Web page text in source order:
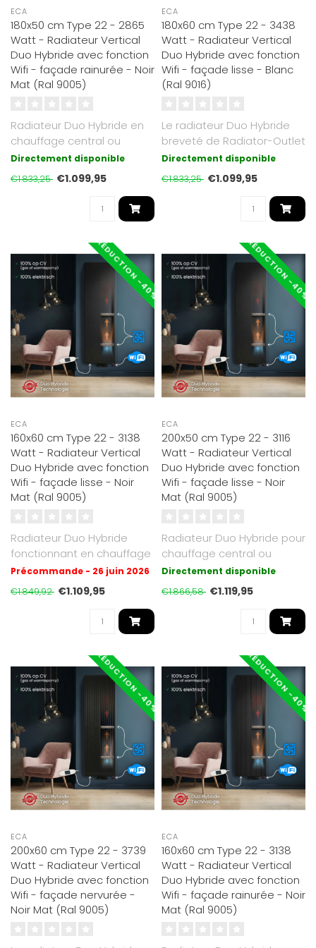
ECA
180x50 cm Type 22 - 2865
Watt - Radiateur Vertical
Duo Hybride avec fonction
Wifi - façade rainurée - Noir
Mat (Ral 9005)
Radiateur Duo Hybride en
chauffage central ou
électrique. Noir Mat RAL
9005 ave..
Directement disponible
€1.833,25 €1.099,95
ECA
180x60 cm Type 22 - 3438
Watt - Radiateur Vertical
Duo Hybride avec fonction
Wifi - façade lisse - Blanc
(Ral 9016)
Le radiateur Duo Hybride
breveté de Radiator-Outlet
fonctionne à la fois sur c..
Directement disponible
€1.833,25 €1.099,95
RÉDUCTION -40%
ECA
160x60 cm Type 22 - 3138
Watt - Radiateur Vertical
Duo Hybride avec fonction
Wifi - façade lisse - Noir
Mat (Ral 9005)
Radiateur Duo Hybride
fonctionnant en chauffage
central ou électrique. Avec
Précommande - 26 juin 2026
€1.849,92 €1.109,95
RÉDUCTION -40%
ECA
200x50 cm Type 22 - 3116
Watt - Radiateur Vertical
Duo Hybride avec fonction
Wifi - façade lisse - Noir
Mat (Ral 9005)
Radiateur Duo Hybride pour
chauffage central ou
électrique. Noir Mat RAL
Directement disponible
€1.866,58 €1.119,95
RÉDUCTION -40%
ECA
200x60 cm Type 22 - 3739
Watt - Radiateur Vertical
Duo Hybride avec fonction
Wifi - façade nervurée -
Noir Mat (Ral 9005)
RÉDUCTION -40%
ECA
160x60 cm Type 22 - 3138
Watt - Radiateur Vertical
Duo Hybride avec fonction
Wifi - façade rainurée - Noir
Mat (Ral 9005)